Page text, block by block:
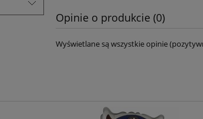
Opinie o produkcie (0)
Wyświetlane są wszystkie opinie